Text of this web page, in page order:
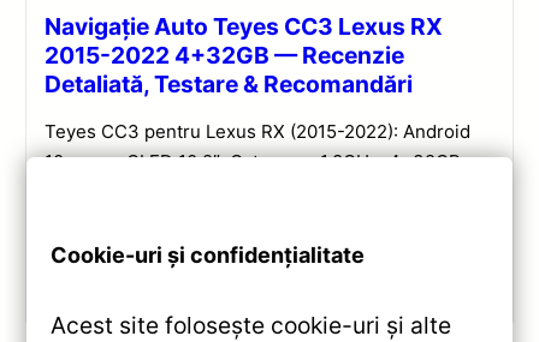
Navigație Auto Teyes CC3 Lexus RX
2015-2022 4+32GB — Recenzie
Detaliată, Testare & Recomandări
Teyes CC3 pentru Lexus RX (2015-2022): Android
10, ecran QLED 10.2″, Octa-core 1.8GHz, 4+32GB,
Cookie-uri și confidențialitate
Acest site folosește cookie-uri și alte